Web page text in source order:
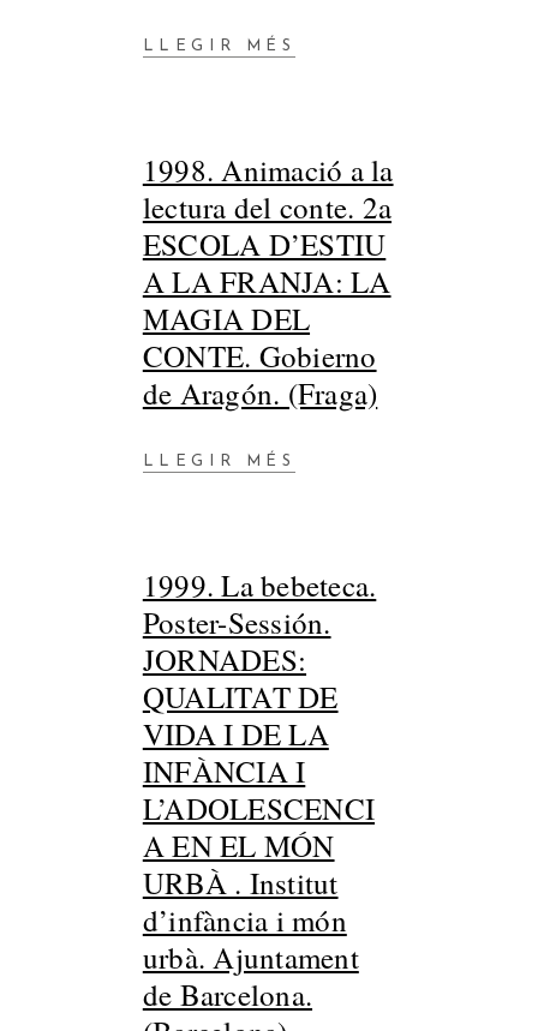
LLEGIR MÉS
1998. Animació a la
lectura del conte. 2a
ESCOLA D’ESTIU
A LA FRANJA: LA
MAGIA DEL
CONTE. Gobierno
de Aragón. (Fraga)
LLEGIR MÉS
1999. La bebeteca.
Poster-Sessión.
JORNADES:
QUALITAT DE
VIDA I DE LA
INFÀNCIA I
L’ADOLESCENCI
A EN EL MÓN
URBÀ . Institut
d’infància i món
urbà. Ajuntament
de Barcelona.